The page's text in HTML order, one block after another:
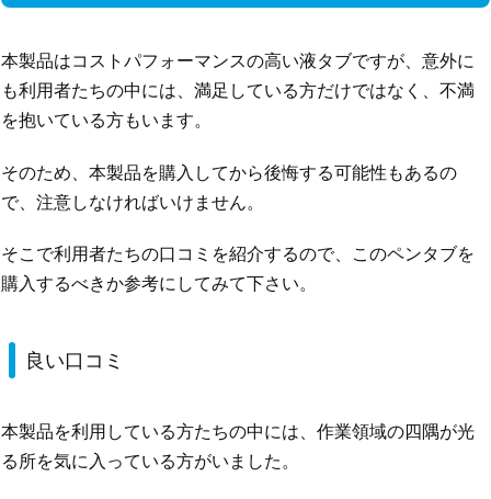
本製品はコストパフォーマンスの高い液タブですが、意外に
も利用者たちの中には、満足している方だけではなく、不満
を抱いている方もいます。
そのため、本製品を購入してから後悔する可能性もあるの
で、注意しなければいけません。
そこで利用者たちの口コミを紹介するので、このペンタブを
購入するべきか参考にしてみて下さい。
良い口コミ
本製品を利用している方たちの中には、作業領域の四隅が光
る所を気に入っている方がいました。